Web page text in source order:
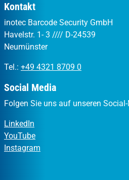
Kontakt
inotec Barcode Security GmbH
Havelstr. 1- 3 //// D-24539
Neumünster
Tel.: +49 4321 8709 0
Social Media
Folgen Sie uns auf unseren
LinkedIn
YouTube
Instagram